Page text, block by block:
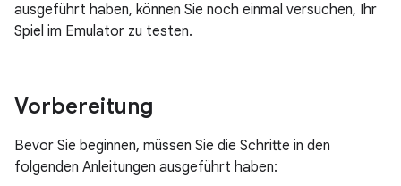
ausgeführt haben, können Sie noch einmal versuchen, Ihr
Spiel im Emulator zu testen.
Vorbereitung
Bevor Sie beginnen, müssen Sie die Schritte in den
folgenden Anleitungen ausgeführt haben: